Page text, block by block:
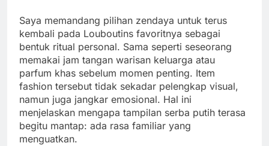
Saya memandang pilihan zendaya untuk terus
kembali pada Louboutins favoritnya sebagai
bentuk ritual personal. Sama seperti seseorang
memakai jam tangan warisan keluarga atau
parfum khas sebelum momen penting. Item
fashion tersebut tidak sekadar pelengkap visual,
namun juga jangkar emosional. Hal ini
menjelaskan mengapa tampilan serba putih terasa
begitu mantap: ada rasa familiar yang
menguatkan.